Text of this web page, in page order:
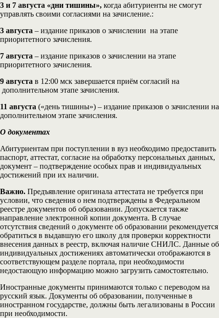
3 и 7 августа «дни тишины», когда абитуриенты не смогут
управлять своими согласиями на зачисление.:
3 августа – издание приказов о зачислении на этапе
приоритетного зачисления.
7 августа – издание приказов о зачислении на этапе
приоритетного зачисления.
9 августа в 12:00 мск завершается приём согласий на
дополнительном этапе зачисления.
11 августа («день тишины») – издание приказов о зачислении на
дополнительном этапе зачисления.
О документах
Абитуриентам при поступлении в вуз необходимо предоставить
паспорт, аттестат, согласие на обработку персональных данных,
документ – подтверждение особых прав и индивидуальных
достижений при их наличии.
Важно. Предъявление оригинала аттестата не требуется при
условии, что сведения о нем подтверждены в Федеральном
реестре документов об образовании. Допускается также
направление электронной копии документа. В случае
отсутствия сведений о документе об образовании рекомендуется
обратиться в выдавшую его школу для проверки корректности
внесения данных в реестр, включая наличие СНИЛС. Данные об
индивидуальных достижениях автоматически отображаются в
соответствующем разделе портала, при необходимости
недостающую информацию можно загрузить самостоятельно.
Иностранные документы принимаются только с переводом на
русский язык. Документы об образовании, полученные в
иностранном государстве, должны быть легализованы в России
при необходимости.